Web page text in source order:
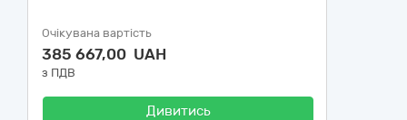
Очікувана вартість
385 667,00 UAH
з ПДВ
Дивитись